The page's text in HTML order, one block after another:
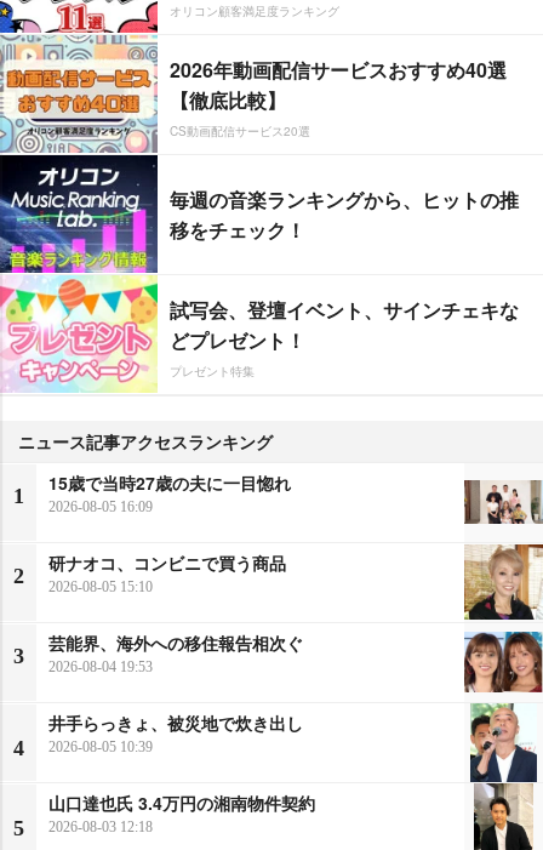
オリコン顧客満足度ランキング
2026年動画配信サービスおすすめ40選
【徹底比較】
CS動画配信サービス20選
毎週の音楽ランキングから、ヒットの推
移をチェック！
試写会、登壇イベント、サインチェキな
どプレゼント！
プレゼント特集
ニュース記事アクセスランキング
1
15歳で当時27歳の夫に一目惚れ
2026-08-05 16:09
2
研ナオコ、コンビニで買う商品
2026-08-05 15:10
3
芸能界、海外への移住報告相次ぐ
2026-08-04 19:53
4
井手らっきょ、被災地で炊き出し
2026-08-05 10:39
5
山口達也氏 3.4万円の湘南物件契約
2026-08-03 12:18